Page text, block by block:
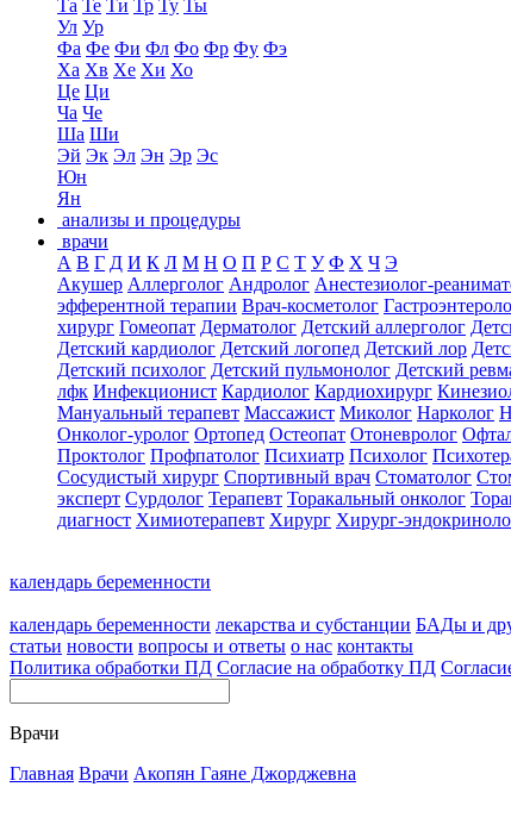
Та Те Ти Тр Ту Ты
Ул Ур
Фа Фе Фи Фл Фо Фр Фу Фэ
Ха Хв Хе Хи Хо
Це Ци
Ча Че
Ша Ши
Эй Эк Эл Эн Эр Эс
Юн
Ян
анализы и процедуры
врачи
А В Г Д И К Л М Н О П Р С Т У Ф Х Ч Э
Акушер Аллерголог Андролог Анестезиолог-
эфферентной терапии Врач-косметолог
хирург Гомеопат Дерматолог Детский аллерголог
Детский кардиолог Детский логопед Детский лор
Детский психолог Детский пульмонолог Детский
лфк Инфекционист Кардиолог Кардиохирург
Мануальный терапевт Массажист Миколог Нарколог
Онколог-уролог Ортопед Остеопат Отоневролог
Проктолог Профпатолог Психиатр Психолог
Сосудистый хирург Спортивный врач Стоматолог
эксперт Сурдолог Терапевт Торакальный онколог
диагност Химиотерапевт Хирург Хирург-
календарь беременности
календарь беременности лекарства и субстанции БАДы и
статьи новости вопросы и ответы о нас контакты
Политика обработки ПД Согласие на обработку ПД
Врачи
Главная Врачи Акопян Гаяне Джорджевна